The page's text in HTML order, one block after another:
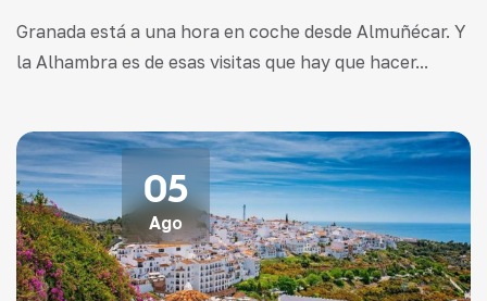
Granada está a una hora en coche desde Almuñécar. Y
la Alhambra es de esas visitas que hay que hacer...
05
Ago